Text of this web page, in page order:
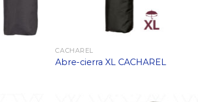
CACHAREL
Abre-cierra XL CACHAREL